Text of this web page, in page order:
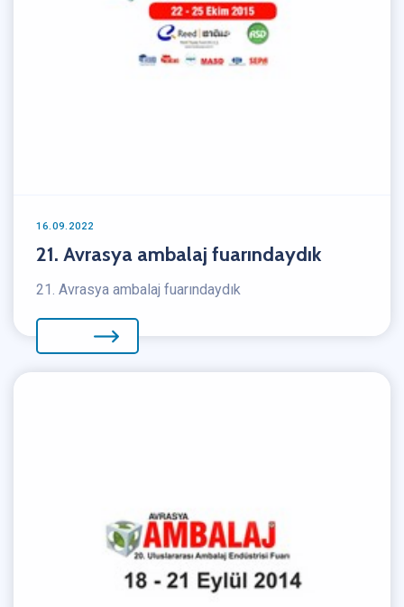
16.09.2022
21. Avrasya ambalaj fuarındaydık
21. Avrasya ambalaj fuarındaydık